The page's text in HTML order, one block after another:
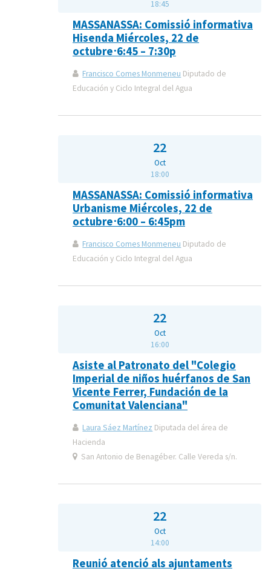
18:45
MASSANASSA: Comissió informativa
Hisenda Miércoles, 22 de
octubre⋅6:45 – 7:30p
Francisco Comes Monmeneu Diputado de
Educación y Ciclo Integral del Agua
22
Oct
18:00
MASSANASSA: Comissió informativa
Urbanisme Miércoles, 22 de
octubre⋅6:00 – 6:45pm
Francisco Comes Monmeneu Diputado de
Educación y Ciclo Integral del Agua
22
Oct
16:00
Asiste al Patronato del "Colegio
Imperial de niños huérfanos de San
Vicente Ferrer, Fundación de la
Comunitat Valenciana"
Laura Sáez Martínez Diputada del área de
Hacienda
San Antonio de Benagéber. Calle Vereda s/n.
22
Oct
14:00
Reunió atenció als ajuntaments